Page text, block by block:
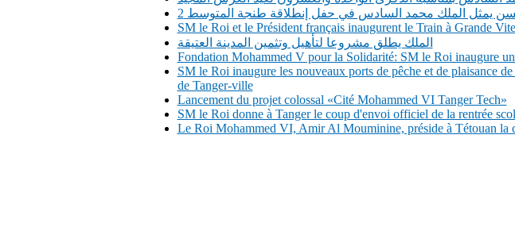
يمثل الملك محمد السادس في حفل إنطلاقة طنجة المتوسط 2
SM le Roi et le Président français inaugurent le Train à Grande
الملك يطلق مشروعا لتأهيل وتثمين المدينة العتيقة
Fondation Mohammed V pour la Solidarité: SM le Roi inaugure
SM le Roi inaugure les nouveaux ports de pêche et de plaisance
de Tanger-ville
Lancement du projet colossal «Cité Mohammed VI Tanger Tech»
SM le Roi donne à Tanger le coup d'envoi officiel de la rentrée
Le Roi Mohammed VI, Amir Al Mouminine, préside à Tétouan la